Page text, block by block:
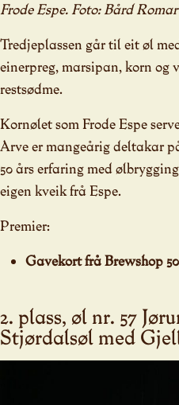
Frode Espe. Foto: Bård
Tredjeplassen går til eit øl
einerpreg, marsipan, korn og
restsødme.
Kornølet som Frode Espe
Arve er mangeårig deltakar
50 års erfaring med
eigen kveik frå Espe.
Premier:
Gavekort frå Brewshop
2. plass, øl nr. 57
Stjørdalsøl med